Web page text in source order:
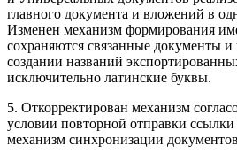
главного документа и вложений в
Изменен механизм формирования
сохраняются связанные документы
создании названий
исключительно латинские буквы.
5. Откорректирован механизм
условии повторной отправки
механизм синхронизации